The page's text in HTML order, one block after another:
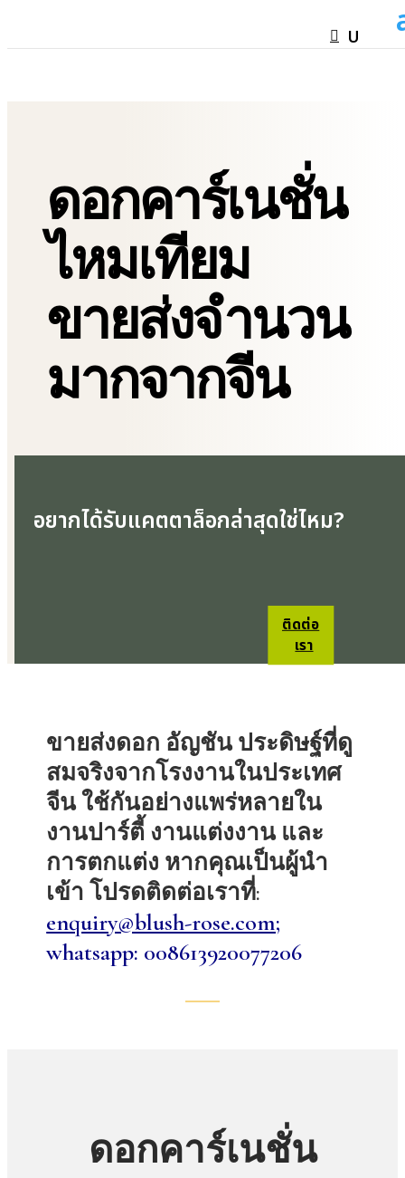
ดอกคาร์เนชั่น
ไหมเทียม
ขายส่งจำนวน
มากจากจีน
อยากได้รับแคตตาล็อกล่าสุดใช่ไหม?
ติดต่อ
เรา
ขายส่งดอก อัญชันประดิษฐ์ที่ดู
สมจริงจากโรงงานในประเทศ
จีน ใช้กันอย่างแพร่หลายใน
งานปาร์ตี้ งานแต่งงาน และ
การตกแต่ง หากคุณเป็นผู้นำ
เข้า โปรดติดต่อเราที่:
enquiry@blush-rose.com;
whatsapp: 008613920077206
ดอกคาร์เนชั่น